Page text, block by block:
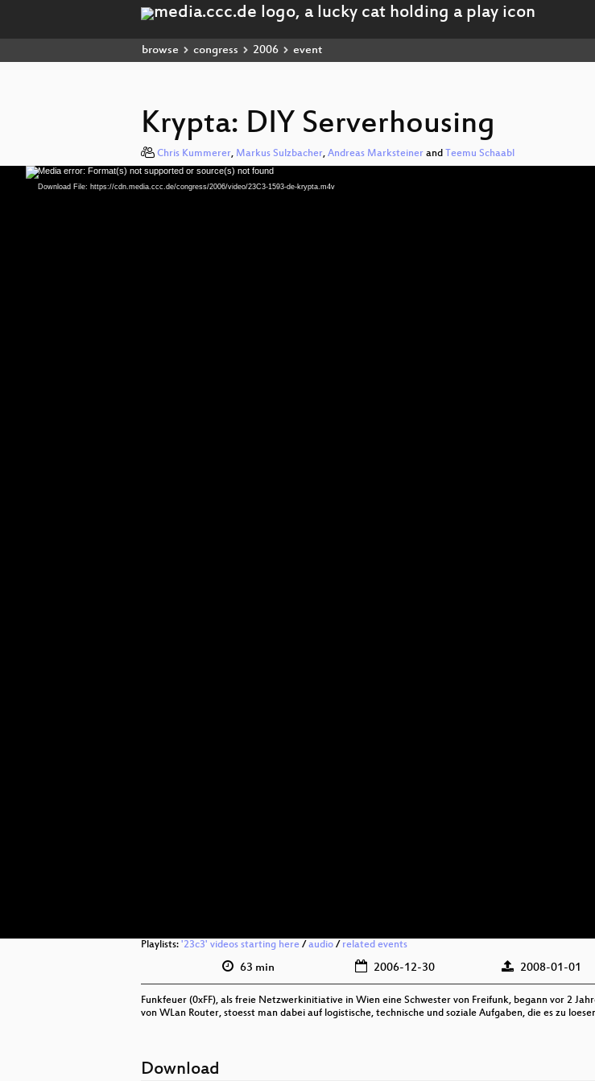
browse congress 2006 event
Krypta: DIY Serverhousing
Chris Kummerer, Markus Sulzbacher, Andreas Marksteiner and Teemu Schaabl
Video
Player
Media error: Format(s) not supported or source(s) not found
Download File: https://cdn.media.ccc.de/congress/2006/video/23C3-1593-de-krypta.m4v
Playlists: '23c3' videos starting here / audio / related events
63 min 2006-12-30 2008-01-01
Funkfeuer (0xFF), als freie Netzwerkinitiative in Wien eine Schwester von Freifunk, begann vor 2
von WLan Router, stoesst man dabei auf logistische, technische und soziale Aufgaben, die es zu
Download